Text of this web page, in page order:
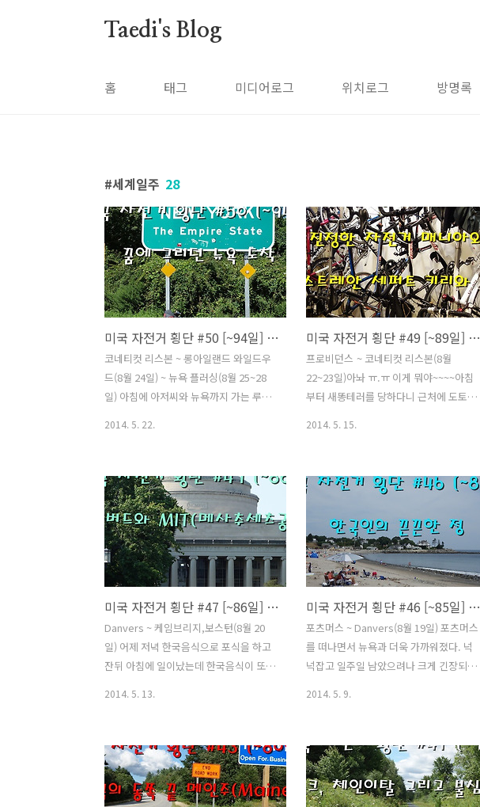
Taedi's Blog
홈 태그 미디어로그 위치로그 방명록
세계일주 28
미국 자전거 횡단 #50 [~94일] 꿈에 그리던 뉴욕에 도착
코네티컷 리스본 ~ 롱아일랜드 와일드우
드(8월 24일) ~ 뉴욕 플러싱(8월 25~28
일) 아침에 아저씨와 뉴욕까지 가는 루트
일랜드까지 페리를 타고 건너간 다음 퀸
즈를 통해서 맨하탄까지 가는게 좋겠다고
하셨다. 그리고 롱아일랜드까지 직접 데
려다 주신다고 했다. 반나절 잡고 자전거
타고 가려 했는데 시간을 벌은 것 같다. 아
주머니는 키무를 데리고 애견 테스트에
가시기 위해 일찍 집을 나가셨다고 한다.
키리도 데리고 갈줄 알았는데 집에 남아
있다. 아저씨가 따듯한 커피를 주셔서 마
신후 식사를 하였다. 2살짜리 어린 키무는
친해지기가 어려웠는데 의젓한? 키무는
2014. 5. 22.
미국 자전거 횡단 #49 [~89일] 진정한 자전거 매니아와 오스트리안 세퍼트 키리와 키무
프로비던스 ~ 코네티컷 리스본(8월
22~23일)아놔 ㅠ.ㅠ 이게 뭐야~~~~아침
부터 새똥테러를 당하다니 근처에 도토리
침 저녁으로 일교차가 많아져 새벽에는
텐트가 젖는 일이 종종 발생했다.다행히
를것 같다.텐트 플라이도 멀리 있는 테이
블에 얹어서 널어 놓고 이너 텐트보다는
플라이가 빠르게 마른다. 따따한 아침 햇
살에 잠시 하늘을 쳐다봤다. 이제 여행도
끝이구나 생각하니 못내 아쉽다.유럽은
이미 물건너 갔지만 뉴욕가면 일정은 항
상 바뀔 수 있으니까그때 다시 생각해보
자...다른 곳에 소리가 들리지 않도록 작
다. 내..
2014. 5. 15.
미국 자전거 횡단 #47 [~86일] 하버드와 MIT(메사추세츠공대)
Danvers ~ 케임브리지,보스턴(8월 20
일) 어제 저녁 한국음식으로 포식을 하고
잔뒤 아침에 일이났는데 한국음식이 또
타이어 공기압을 체크후 바람을 넣어 주
었는데 주기적으로 바람이 빠지는 현상이
나타난다. 타이어나 튜브 자체는 문제가
없는 것 같은데 림테이프 문제일수도 있
2014. 5. 13.
미국 자전거 횡단 #46 [~85일] 한국인의 끈끈한 정
포츠머스 ~ Danvers(8월 19일) 포츠머스
를 떠나면서 뉴욕과 더욱 가까워졌다. 넉
넉잡고 일주일 남았으려나 크게 긴장되거
화하다가 통역이 필요하면 연락하라고 했
는데 영어가 짧으니까 복잡한 대화는 안
되고 딱히 연락드릴 일은 없었다. 이제 떠
나니까 인사는 드리고 가야겠다. 한인분
2014. 5. 9.